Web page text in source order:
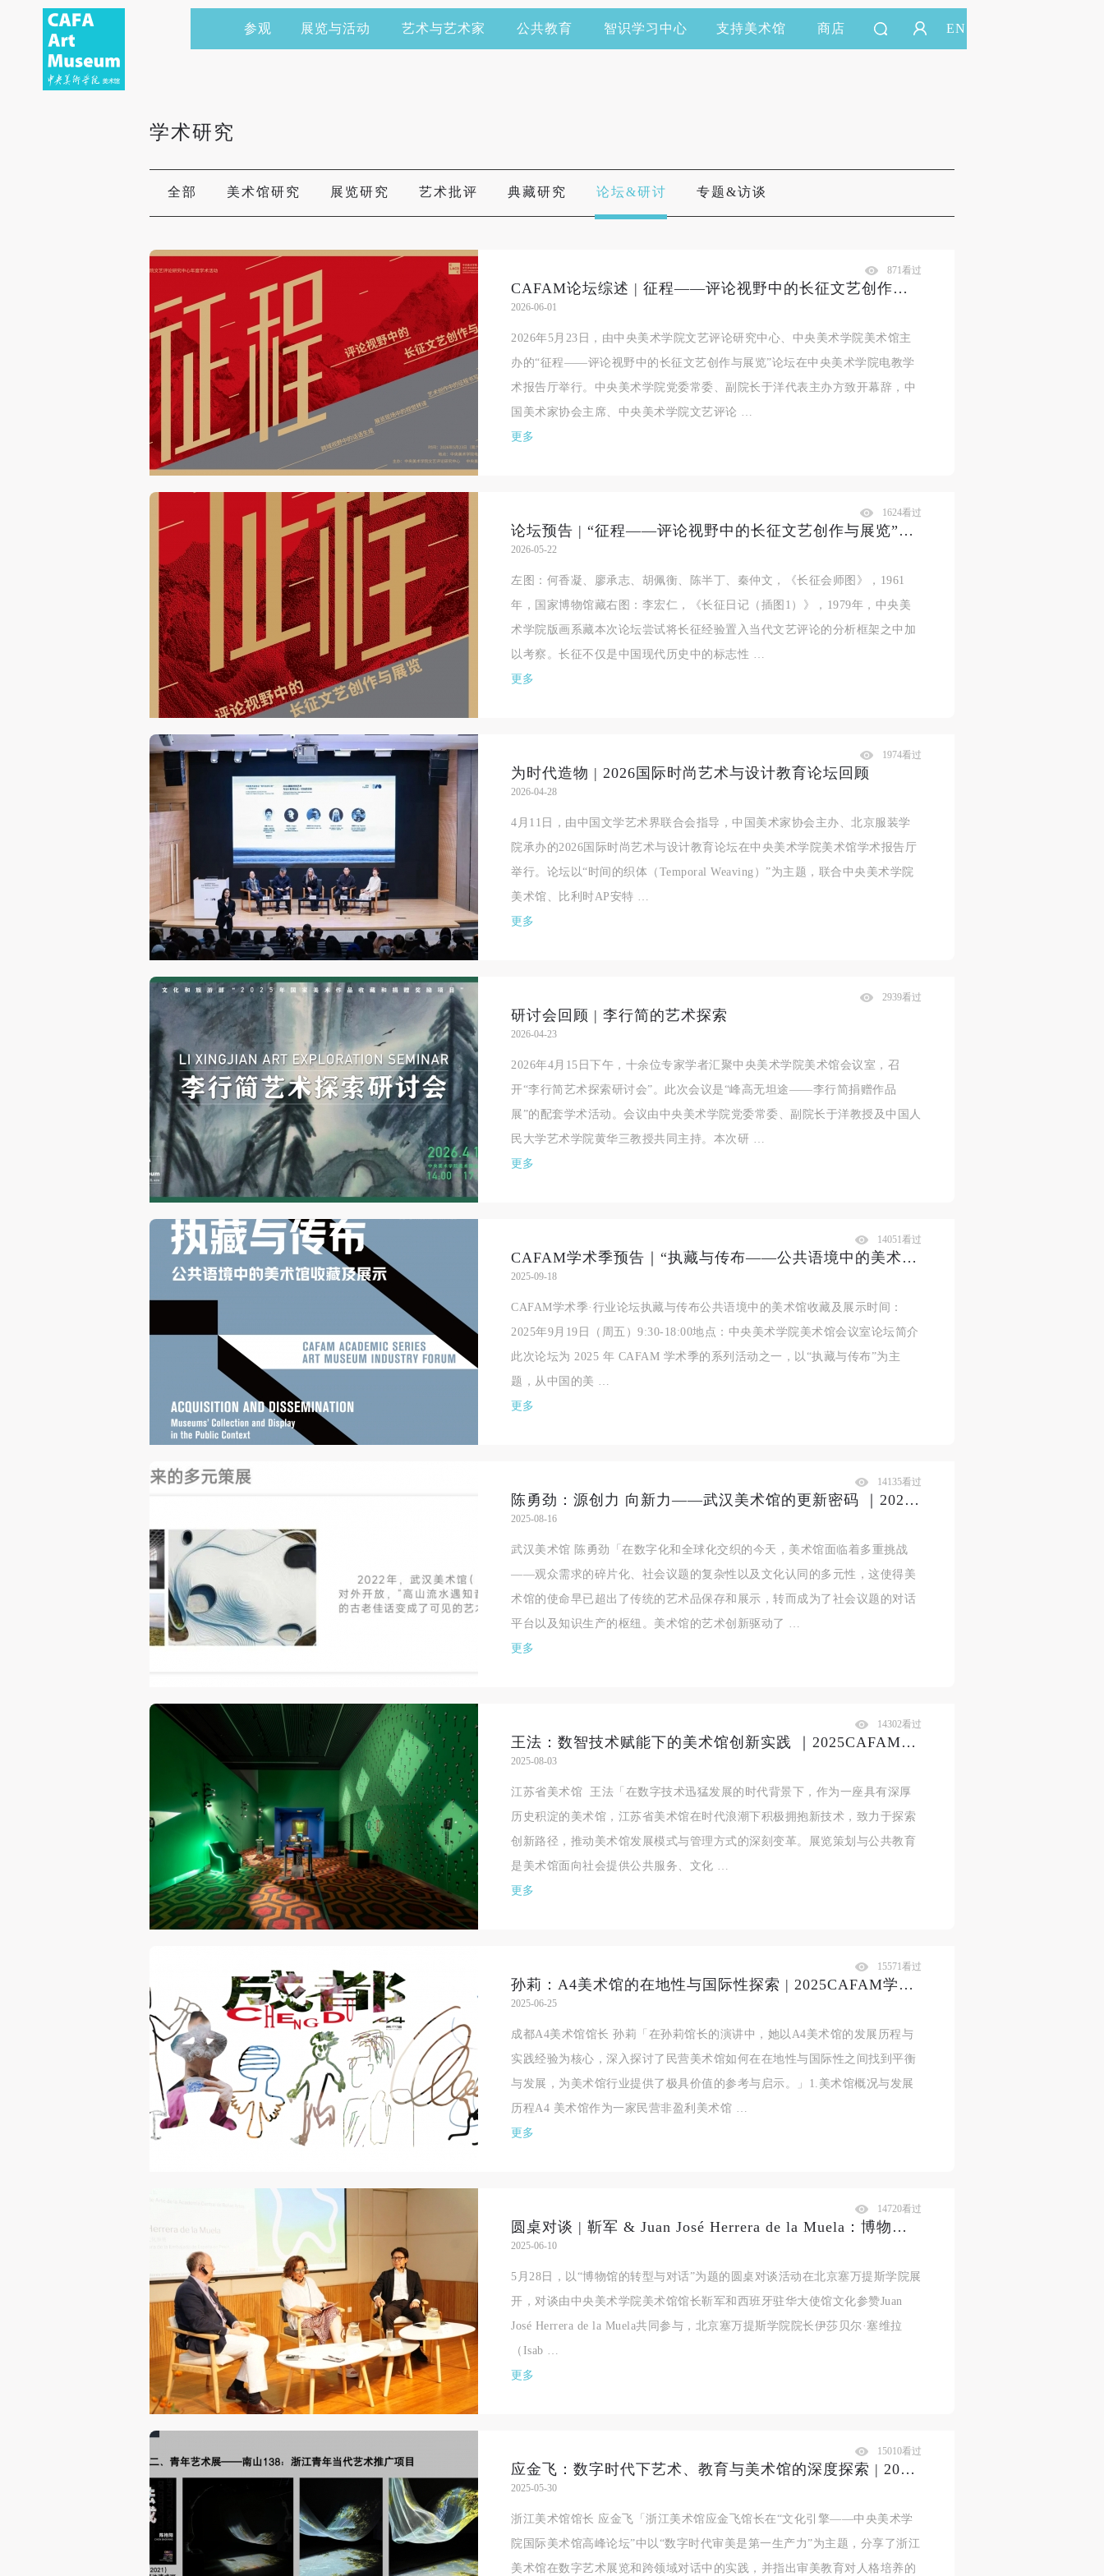
参观 展览与活动 艺术与艺术家 公共教育 智识学习中心 支持美术馆 商店 EN
数字美术馆
志愿者
举办活动
学术研究
全部 美术馆研究 展览研究 艺术批评 典藏研究 论坛&研讨 专题&访谈
CAFAM论坛综述 | 征程——评论视野中的长征文艺创作与展览
2026-06-01
871看过
2026年5月23日，由中央美术学院文艺评论研究中心、中央美术学院美术馆主
办的“征程——评论视野中的长征文艺创作与展览”论坛在中央美术学院电教学
术报告厅举行。中央美术学院党委常委、副院长于洋代表主办方致开幕辞，中
国美术家协会主席、中央美术学院文艺评论 …
更多
论坛预告 | “征程——评论视野中的长征文艺创作与展览”即将举办
2026-05-22
1624看过
左图：何香凝、廖承志、胡佩衡、陈半丁、秦仲文，《长征会师图》，1961
年，国家博物馆藏右图：李宏仁，《长征日记（插图1）》，1979年，中央美
术学院版画系藏本次论坛尝试将长征经验置入当代文艺评论的分析框架之中加
以考察。长征不仅是中国现代历史中的标志性 …
更多
为时代造物 | 2026国际时尚艺术与设计教育论坛回顾
2026-04-28
1974看过
4月11日，由中国文学艺术界联合会指导，中国美术家协会主办、北京服装学
院承办的2026国际时尚艺术与设计教育论坛在中央美术学院美术馆学术报告厅
举行。论坛以“时间的织体（Temporal Weaving）”为主题，联合中央美术学院
美术馆、比利时AP安特 …
更多
研讨会回顾 | 李行简的艺术探索
2026-04-23
2939看过
2026年4月15日下午，十余位专家学者汇聚中央美术学院美术馆会议室，召
开“李行简艺术探索研讨会”。此次会议是“峰高无坦途——李行简捐赠作品
展”的配套学术活动。会议由中央美术学院党委常委、副院长于洋教授及中国人
民大学艺术学院黄华三教授共同主持。本次研 …
更多
CAFAM学术季预告｜“执藏与传布——公共语境中的美术馆收藏及展示”论坛即将启幕
2025-09-18
14051看过
CAFAM学术季·行业论坛执藏与传布公共语境中的美术馆收藏及展示时间：
2025年9月19日（周五）9:30-18:00地点：中央美术学院美术馆会议室论坛简介
此次论坛为 2025 年 CAFAM 学术季的系列活动之一，以“执藏与传布”为主
题，从中国的美 …
更多
陈勇劲：源创力 向新力——武汉美术馆的更新密码 ｜2025CAFAM学术季
2025-08-16
14135看过
武汉美术馆 陈勇劲「在数字化和全球化交织的今天，美术馆面临着多重挑战
——观众需求的碎片化、社会议题的复杂性以及文化认同的多元性，这使得美
术馆的使命早已超出了传统的艺术品保存和展示，转而成为了社会议题的对话
平台以及知识生产的枢纽。美术馆的艺术创新驱动了 …
更多
王法：数智技术赋能下的美术馆创新实践 ｜2025CAFAM学术季
2025-08-03
14302看过
江苏省美术馆 王法「在数字技术迅猛发展的时代背景下，作为一座具有深厚
历史积淀的美术馆，江苏省美术馆在时代浪潮下积极拥抱新技术，致力于探索
创新路径，推动美术馆发展模式与管理方式的深刻变革。展览策划与公共教育
是美术馆面向社会提供公共服务、文化 …
更多
孙莉：A4美术馆的在地性与国际性探索 | 2025CAFAM学术季
2025-06-25
15571看过
成都A4美术馆馆长 孙莉「在孙莉馆长的演讲中，她以A4美术馆的发展历程与
实践经验为核心，深入探讨了民营美术馆如何在在地性与国际性之间找到平衡
与发展，为美术馆行业提供了极具价值的参考与启示。」1.美术馆概况与发展
历程A4 美术馆作为一家民营非盈利美术馆 …
更多
圆桌对谈 | 靳军 & Juan José Herrera de la Muela：博物馆的转型与对话
2025-06-10
14720看过
5月28日，以“博物馆的转型与对话”为题的圆桌对谈活动在北京塞万提斯学院展
开，对谈由中央美术学院美术馆馆长靳军和西班牙驻华大使馆文化参赞Juan
José Herrera de la Muela共同参与，北京塞万提斯学院院长伊莎贝尔·塞维拉
（Isab …
更多
应金飞：数字时代下艺术、教育与美术馆的深度探索 | 2025CAFAM学术季
2025-05-30
15010看过
浙江美术馆馆长 应金飞「浙江美术馆应金飞馆长在“文化引擎——中央美术学
院国际美术馆高峰论坛”中以“数字时代审美是第一生产力”为主题，分享了浙江
美术馆在数字艺术展览和跨领域对话中的实践，并指出审美教育对人格培养的
快捷登录 帐号密码登录
登录